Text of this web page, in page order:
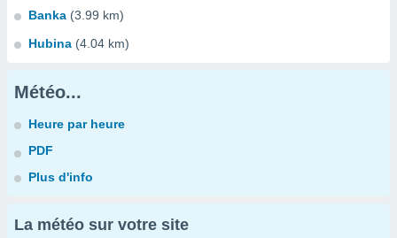
Banka (3.99 km)
Hubina (4.04 km)
Météo...
Heure par heure
PDF
Plus d'info
La météo sur votre site